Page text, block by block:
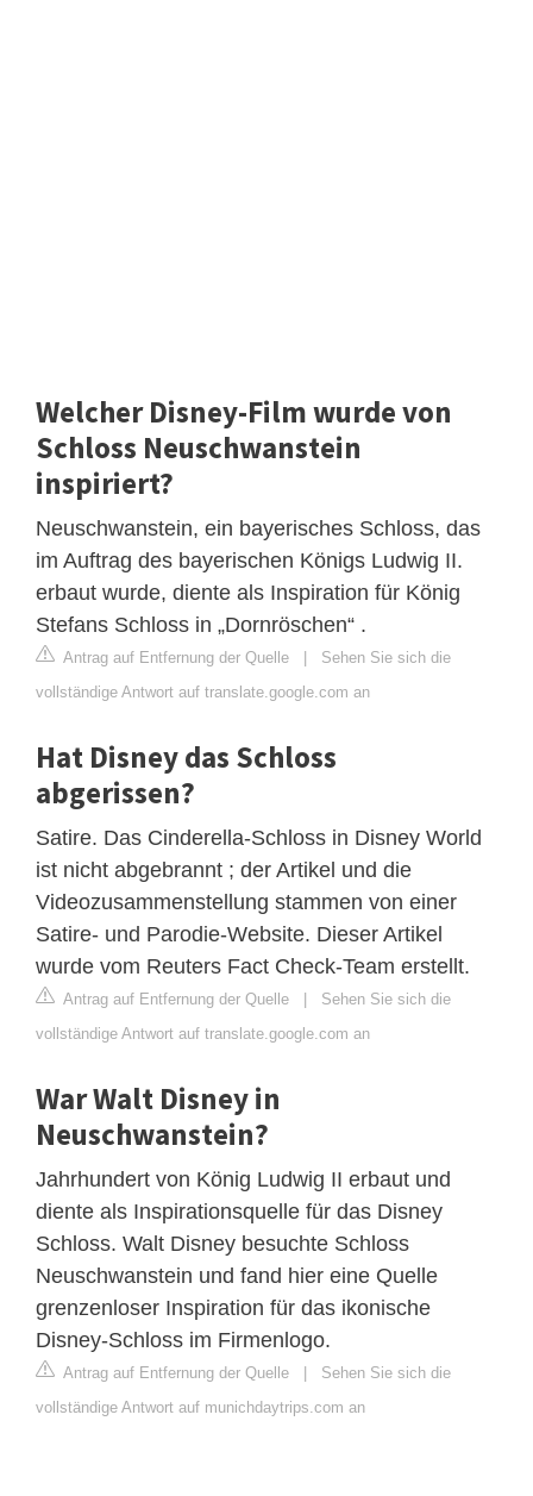
Welcher Disney-Film wurde von
Schloss Neuschwanstein
inspiriert?
Neuschwanstein, ein bayerisches Schloss, das
im Auftrag des bayerischen Königs Ludwig II.
erbaut wurde, diente als Inspiration für König
Stefans Schloss in „Dornröschen“ .
Antrag auf Entfernung der Quelle | Sehen Sie sich die
vollständige Antwort auf translate.google.com an
Hat Disney das Schloss
abgerissen?
Satire. Das Cinderella-Schloss in Disney World
ist nicht abgebrannt ; der Artikel und die
Videozusammenstellung stammen von einer
Satire- und Parodie-Website. Dieser Artikel
wurde vom Reuters Fact Check-Team erstellt.
Antrag auf Entfernung der Quelle | Sehen Sie sich die
vollständige Antwort auf translate.google.com an
War Walt Disney in
Neuschwanstein?
Jahrhundert von König Ludwig II erbaut und
diente als Inspirationsquelle für das Disney
Schloss. Walt Disney besuchte Schloss
Neuschwanstein und fand hier eine Quelle
grenzenloser Inspiration für das ikonische
Disney-Schloss im Firmenlogo.
Antrag auf Entfernung der Quelle | Sehen Sie sich die
vollständige Antwort auf munichdaytrips.com an